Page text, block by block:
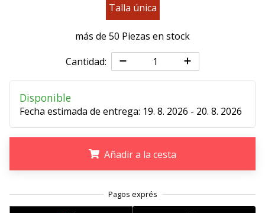
¿Te
queremos
nuestro
Talla única
más de 50 Piezas en stock
Cantidad:
Disponible
Fecha estimada de entrega: 19. 8. 2026 - 20. 8. 2026
Añadir a la cesta